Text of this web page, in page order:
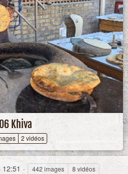
06 Khiva
2 vidéos
442 images 8 vidéos